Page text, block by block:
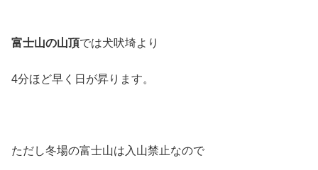
富士山の山頂では犬吠埼より
4分ほど早く日が昇ります。
ただし冬場の富士山は入山禁止なので